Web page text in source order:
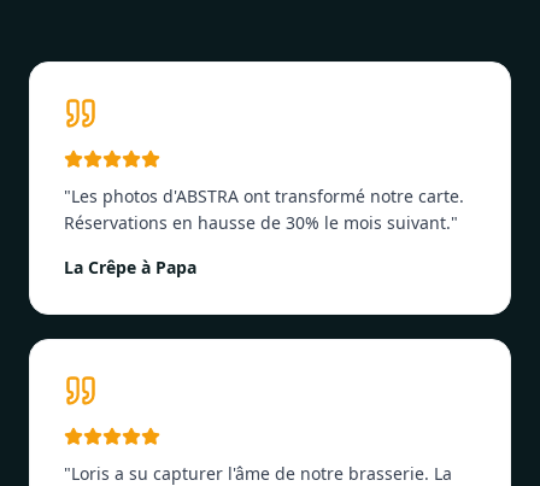
"Les photos d'ABSTRA ont transformé notre carte.
Réservations en hausse de 30% le mois suivant."
La Crêpe à Papa
"Loris a su capturer l'âme de notre brasserie. La